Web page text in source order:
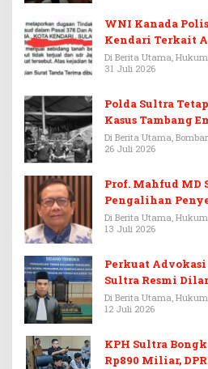
WNI Kanada
Kendari Terkait
Di Berita Utama,
31 Juli 2026
Polda Sultra
Kasus Tambang
Di Berita Utama,
26 Juli 2026
Prof. Mahfud MD
Pengalihan
Febrie Adriansyah
Di Berita Utama,
13 Juli 2026
Perkuat
Sultra Resmi
PERADI
Di Berita Utama,
12 Juli 2026
KPH Sultra
Rp890 Miliar,